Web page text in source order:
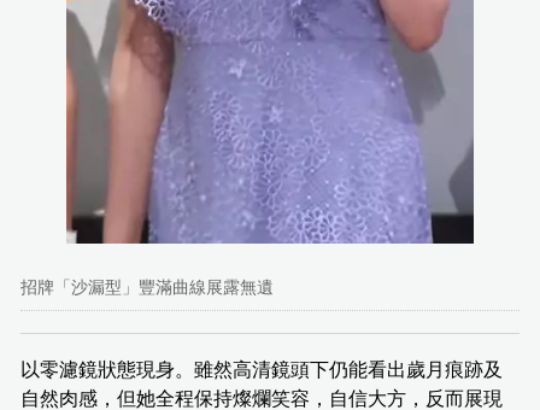
招牌「沙漏型」豐滿曲線展露無遺
以零濾鏡狀態現身。雖然高清鏡頭下仍能看出歲月痕跡及
自然肉感，但她全程保持燦爛笑容，自信大方，反而展現